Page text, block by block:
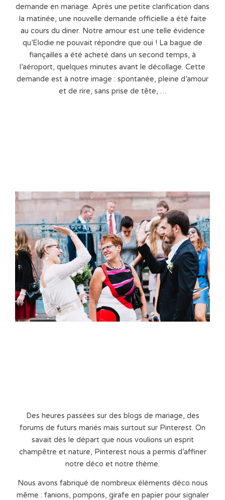
demande en mariage. Après une petite clarification dans
la matinée, une nouvelle demande officielle a été faite
au cours du diner. Notre amour est une telle évidence
qu’Elodie ne pouvait répondre que oui ! La bague de
fiançailles a été acheté dans un second temps, à
l’aéroport, quelques minutes avant le décollage. Cette
demande est à notre image : spontanée, pleine d’amour
et de rire, sans prise de tête, …
Des heures passées sur des blogs de mariage, des
forums de futurs mariés mais surtout sur Pinterest. On
savait dès le départ que nous voulions un esprit
champêtre et nature, Pinterest nous a permis d’affiner
notre déco et notre thème.
Nous avons fabriqué de nombreux éléments déco nous
même : fanions, pompons, girafe en papier pour signaler